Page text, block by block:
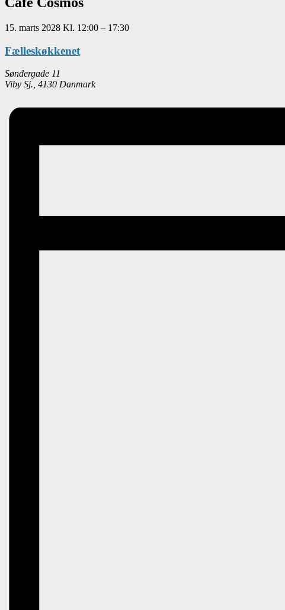
15. marts 2028 Kl. 12:00 – 17:30
Fælleskøkkenet
Søndergade 11
Viby Sj. 4130 Danmark